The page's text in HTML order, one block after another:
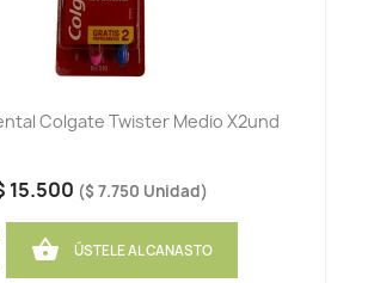
Colgate Twister Medio X2und
15.500 ($ 7.750 Unidad)
 ÚSTELE AL CANASTO